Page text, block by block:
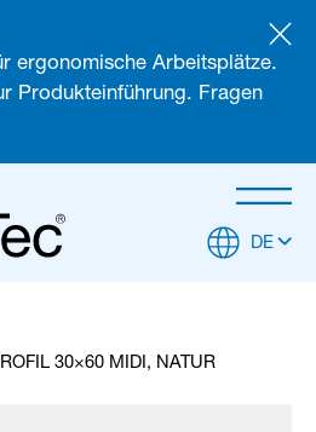
ergonomische Arbeitsplätze.
Produkteinführung. Fragen
DE
30×60 MIDI, NATUR